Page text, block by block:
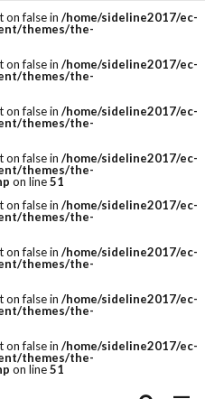
on false in /home/sideline2017/ec-
themes/the-
on false in /home/sideline2017/ec-
themes/the-
on false in /home/sideline2017/ec-
themes/the-
on false in /home/sideline2017/ec-
themes/the-
on line51
on false in /home/sideline2017/ec-
themes/the-
on false in /home/sideline2017/ec-
themes/the-
on false in /home/sideline2017/ec-
themes/the-
on false in /home/sideline2017/ec-
themes/the-
on line51
一括 csvファイル
EC ECサイト
り PRオプション
RaCoupon
索
チェック